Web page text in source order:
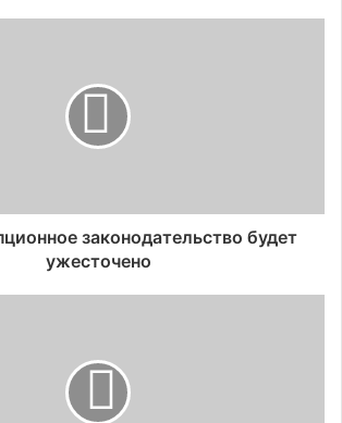
законодательство будет
ужесточено